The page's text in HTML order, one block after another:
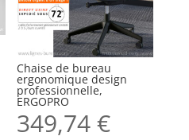
Chaise de bureau
ergonomique design
professionnelle,
ERGOPRO
349,74€